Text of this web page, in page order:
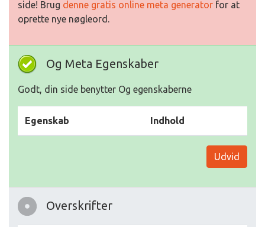
side! Brug denne gratis online meta generator for at
oprette nye nøgleord.
Og Meta Egenskaber
Godt, din side benytter Og egenskaberne
Egenskab Indhold
Udvid
Overskrifter